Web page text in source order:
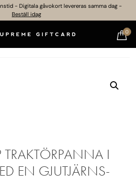
- Digitala gåvokort levereras samma dag -
Beställ idag
0
TRAKTÖRPANNA I
EN GJUTJÄRNS-